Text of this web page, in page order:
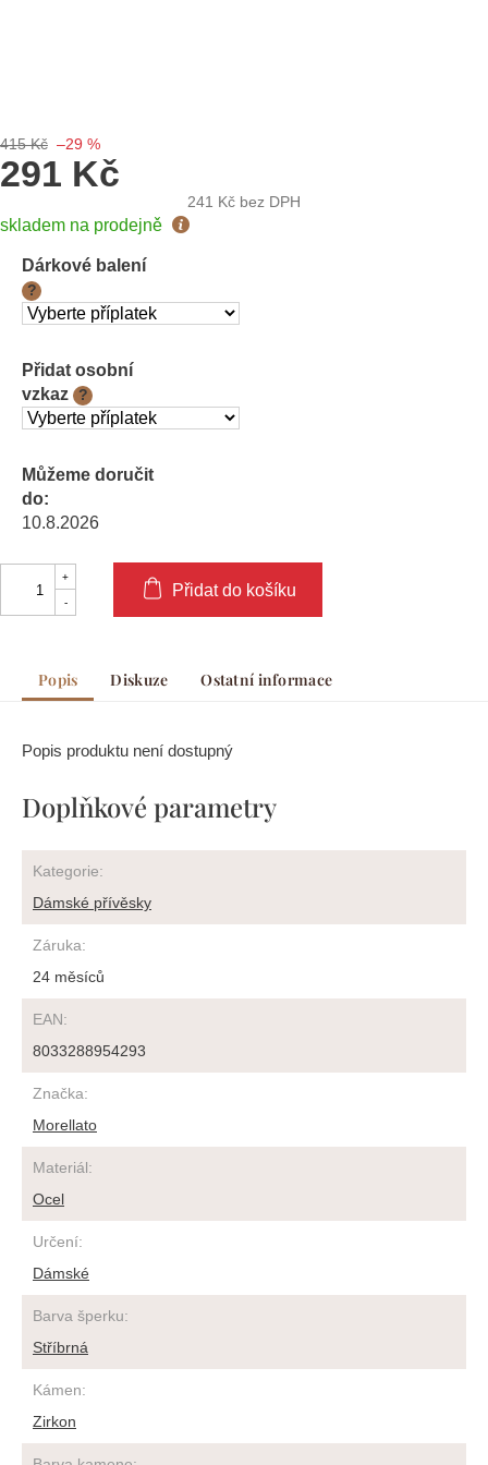
415 Kč –29 %
291 Kč
241 Kč bez DPH
Měrná
skladem na prodejně
Dárkové balení
?
Přidat osobní
vzkaz
?
Můžeme doručit
do:
10.8.2026
Přidat do košíku
Popis Diskuze Ostatní informace
Popis produktu není dostupný
Doplňkové parametry
Kategorie:
Dámské přívěsky
Záruka:
24 měsíců
EAN:
8033288954293
Značka:
Morellato
Materiál:
Ocel
Určení:
Dámské
Barva šperku:
Stříbrná
Kámen:
Zirkon